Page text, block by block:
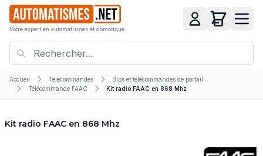
Votre expert en automatismes et domotique
Accueil Télécommandes
Bips et télécommandes de portail
Télécommande FAAC
Kit radio FAAC en 868 Mhz
Kit radio FAAC en 868 Mhz